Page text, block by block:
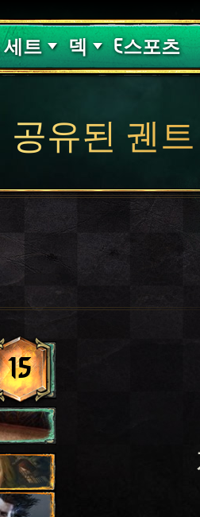
세트
주
덱
덱 가이드
E스포츠
공유된 궨트
15